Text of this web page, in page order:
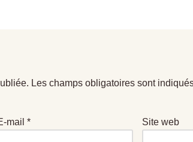
Les champs obligatoires sont
mail* Site web